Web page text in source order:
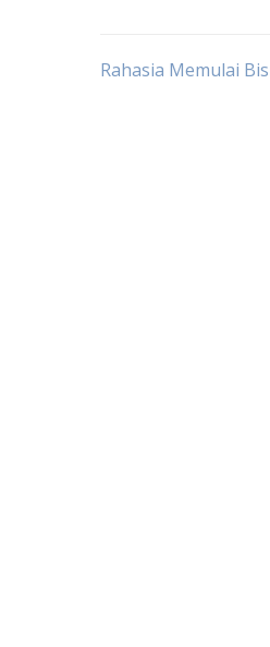
Post
Rahasia Memulai